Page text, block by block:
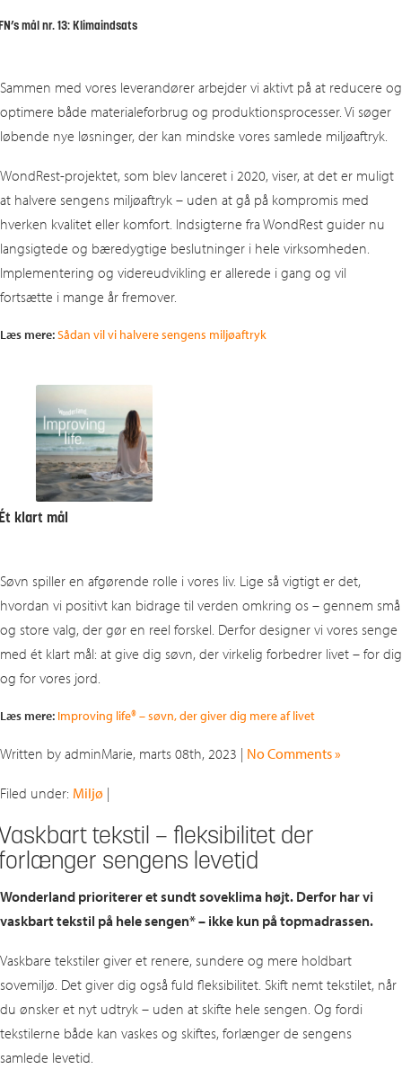
mål nr. 13: Klimaindsats
Sammen med vores leverandører arbejder vi aktivt på at reducere og
optimere både materialeforbrug og produktionsprocesser. Vi søger
løbende nye løsninger, der kan mindske vores samlede miljøaftryk.
WondRest‑projektet, som blev lanceret i 2020, viser, at det er muligt
at halvere sengens miljøaftryk – uden at gå på kompromis med
hverken kvalitet eller komfort. Indsigterne fra WondRest guider nu
langsigtede og bæredygtige beslutninger i hele virksomheden.
Implementering og videreudvikling er allerede i gang og vil
fortsætte i mange år fremover.
Læs mere:Sådan vil vi halvere sengens miljøaftryk
klart mål
Søvn spiller en afgørende rolle i vores liv. Lige så vigtigt er det,
hvordan vi positivt kan bidrage til verden omkring os – gennem små
og store valg, der gør en reel forskel. Derfor designer vi vores senge
med ét klart mål: at give dig søvn, der virkelig forbedrer livet – for dig
og for vores jord.
Læs mere: Improving life® – søvn, der giver dig mere af livet
Written by adminMarie, marts 08th, 2023 | No Comments »
Filed under: Miljø |
tekstil – fleksibilitet der
sengens levetid
Wonderland prioriterer et sundt soveklima højt. Derfor har vi
vaskbart tekstil på hele sengen* – ikke kun på topmadrassen.
Vaskbare tekstiler giver et renere, sundere og mere holdbart
sovemiljø. Det giver dig også fuld fleksibilitet. Skift nemt tekstilet, når
du ønsker et nyt udtryk – uden at skifte hele sengen. Og fordi
tekstilerne både kan vaskes og skiftes, forlænger de sengens
samlede levetid.